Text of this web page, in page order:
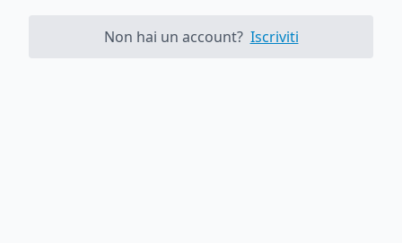
Non hai un account? Iscriviti